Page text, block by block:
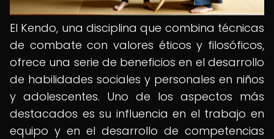
El Kendo, una disciplina que combina técnicas
de combate con valores éticos y filosóficos,
ofrece una serie de beneficios en el desarrollo
de habilidades sociales y personales en niños
y adolescentes. Uno de los aspectos más
destacados es su influencia en el trabajo en
equipo y en el desarrollo de competencias